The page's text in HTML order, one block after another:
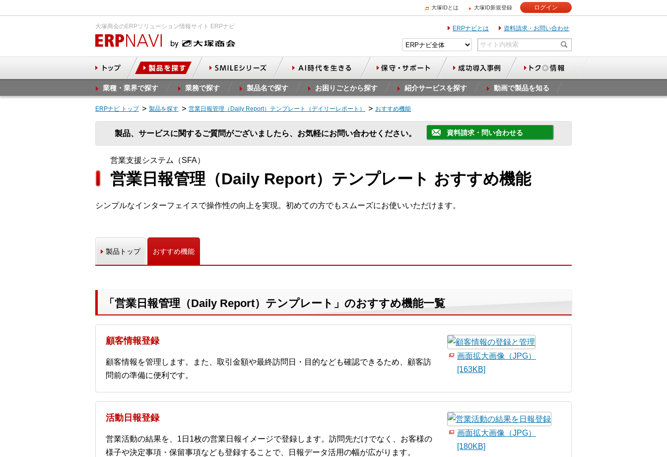
大塚IDとは 大塚ID新規登録 ログイン
大塚商会のERPソリューション情報サイト ERPナビ ERPナビとは 資料請求・お問い合わせ
業種・業界で探す 業務で探す 製品名で探す お困りごとから探す 紹介サービスを探す 動画で製品を知る
ERPナビ トップ 製品を探す 営業日報管理（Daily Report）テンプレート（デイリーレポート） おすすめ機能
製品、サービスに関するご質問がございましたら、お気軽にお問い合わせください。 資料請求・問い合わせる
営業支援システム（SFA）
営業日報管理（Daily Report）テンプレート おすすめ機能
シンプルなインターフェイスで操作性の向上を実現。初めての方でもスムーズにお使いいただけます。
製品トップ おすすめ機能
「営業日報管理（Daily Report）テンプレート」のおすすめ機能一覧
顧客情報登録
顧客情報を管理します。また、取引金額や最終訪問日・目的なども確認できるため、顧客訪
問前の準備に便利です。
画面拡大画像（JPG）
[163KB]
活動日報登録
営業活動の結果を、1日1枚の営業日報イメージで登録します。訪問先だけでなく、お客様の
様子や決定事項・保留事項なども登録することで、日報データ活用の幅が広がります。
画面拡大画像（JPG）
[180KB]